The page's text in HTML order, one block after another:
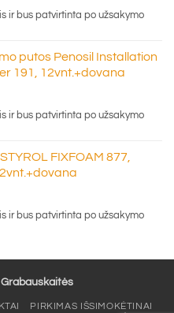
ir bus patvirtinta po užsakymo
putos Penosil Installation
191, 12vnt.+dovana
ir bus patvirtinta po užsakymo
FIXFOAM 877,
ir bus patvirtinta po užsakymo
PIRKIMAS IŠSIMOKĖTINAI